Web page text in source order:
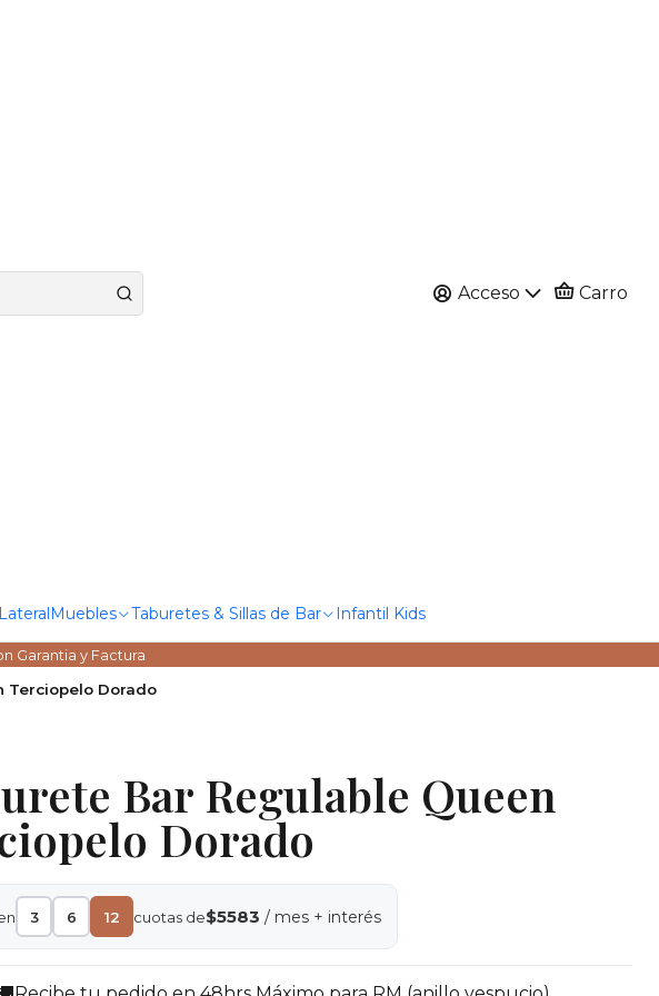
Acceso Carro
Muebles Taburetes & Sillas de Bar Infantil Kids
Garantia y Factura
Terciopelo Dorado
Bar Regulable Queen
Dorado
3 6 12 cuotas de$5583 / mes + interés